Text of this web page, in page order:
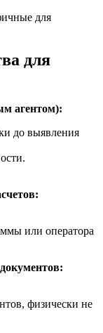
для
для
агентом):
до выявления
или оператора
физически не